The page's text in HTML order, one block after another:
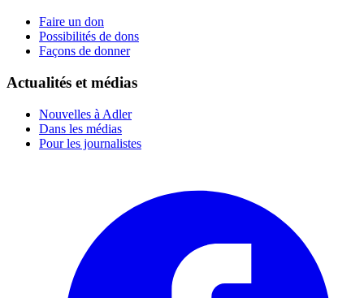
Faire un don
Possibilités de dons
Façons de donner
Actualités et médias
Nouvelles à Adler
Dans les médias
Pour les journalistes